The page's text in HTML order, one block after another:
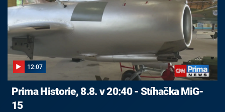
12:07
Prima Historie, 8.8. v 20:40 - Stíhačka MiG-
15